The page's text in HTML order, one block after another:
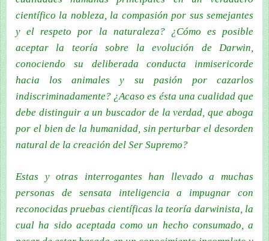
científico la nobleza, la compasión por sus semejantes
y el respeto por la naturaleza? ¿Cómo es posible
aceptar la teoría sobre la evolución de Darwin,
conociendo su deliberada conducta inmisericorde
hacia los animales y su pasión por cazarlos
indiscriminadamente? ¿Acaso es ésta una cualidad que
debe distinguir a un buscador de la verdad, que aboga
por el bien de la humanidad, sin perturbar el desorden
natural de la creación del Ser Supremo?
Estas y otras interrogantes han llevado a muchas
personas de sensata inteligencia a impugnar con
reconocidas pruebas científicas la teoría darwinista, la
cual ha sido aceptada como un hecho consumado, a